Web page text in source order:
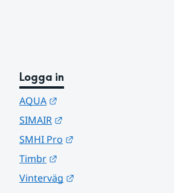
Logga in
AQUA
SIMAIR
SMHI Pro
Timbr
Vinterväg